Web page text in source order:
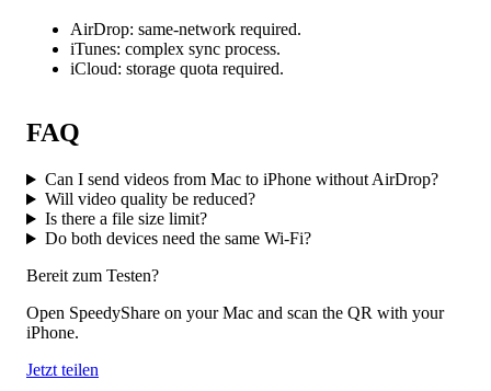
AirDrop: same-network required.
iTunes: complex sync process.
iCloud: storage quota required.
FAQ
Can I send videos from Mac to iPhone without AirDrop?
Will video quality be reduced?
Is there a file size limit?
Do both devices need the same Wi-Fi?
Bereit zum Testen?
Open SpeedyShare on your Mac and scan the QR with your
iPhone.
Jetzt teilen